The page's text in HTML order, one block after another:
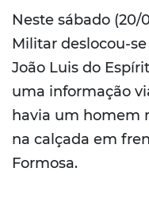
Neste sábado (20/
Militar deslocou-
João Luis do
uma informação
havia um homem
na calçada em
Formosa.